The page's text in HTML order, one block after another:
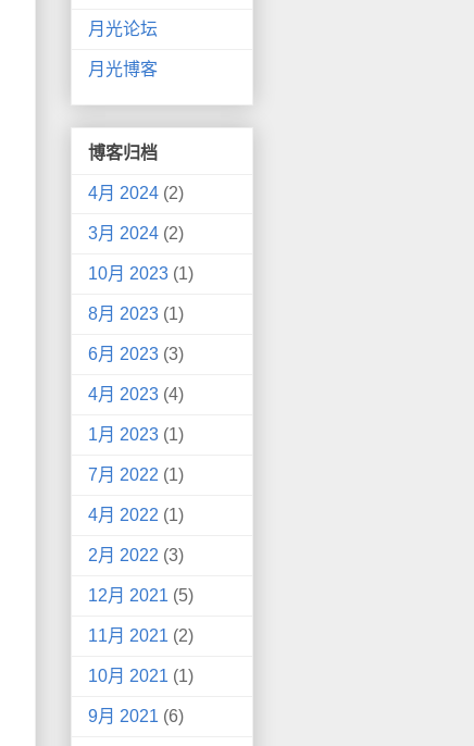
月光论坛
月光博客
博客归档
4月 2024 (2)
3月 2024 (2)
10月 2023 (1)
8月 2023 (1)
6月 2023 (3)
4月 2023 (4)
1月 2023 (1)
7月 2022 (1)
4月 2022 (1)
2月 2022 (3)
12月 2021 (5)
11月 2021 (2)
10月 2021 (1)
9月 2021 (6)